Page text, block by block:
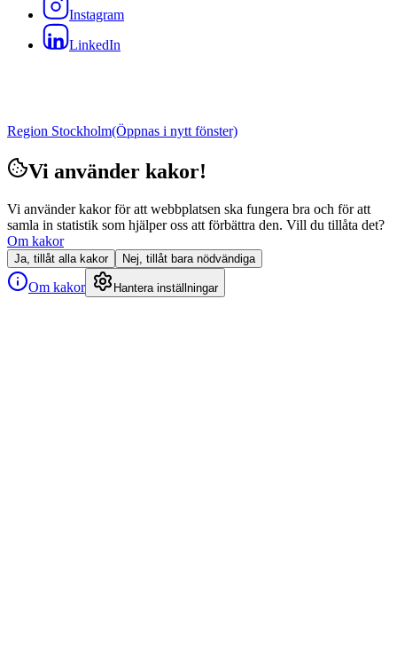
Instagram
LinkedIn
Region Stockholm(Öppnas i nytt fönster)
Vi använder kakor!
Vi använder kakor för att webbplatsen ska fungera bra och för att
samla in statistik som hjälper oss att förbättra den. Vill du tillåta det?
Om kakor
Ja, tillåt alla kakor Nej, tillåt bara nödvändiga
Om kakor Hantera inställningar